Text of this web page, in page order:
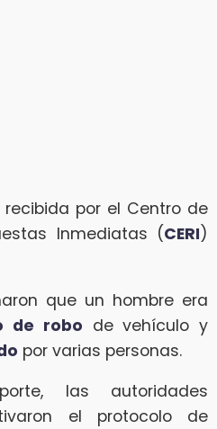
por el Centro de
Inmediatas (CERI)
que un hombre era
de robo de vehículo y
por varias personas.
las autoridades
el protocolo de